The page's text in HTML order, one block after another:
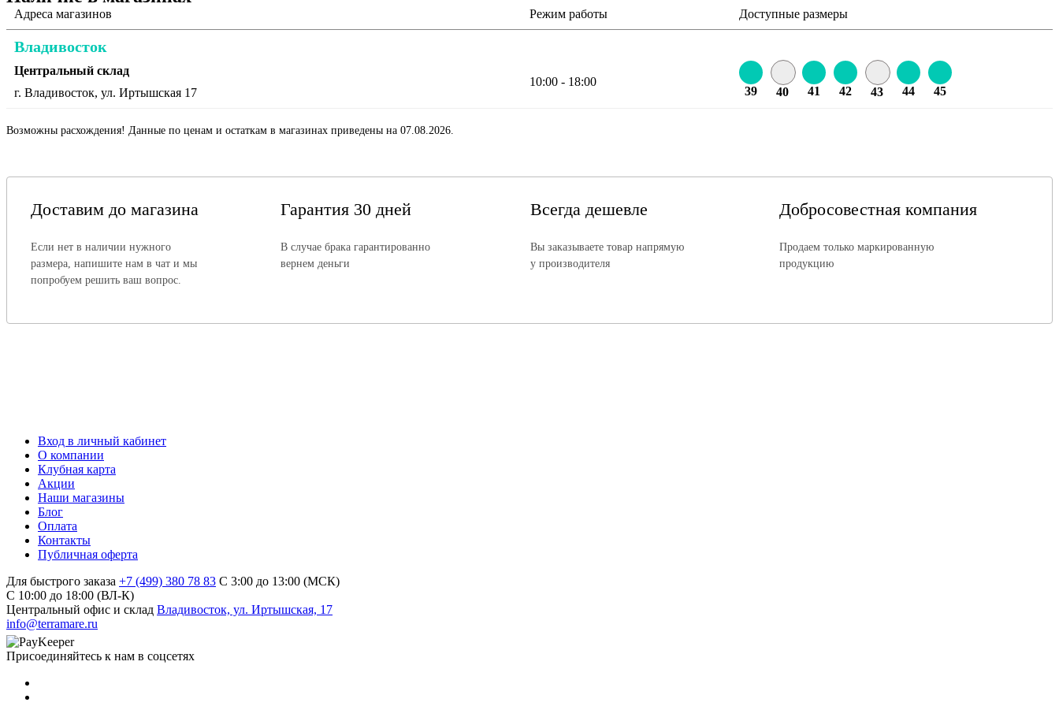
Адреса магазинов Режим работы Доступные размеры
Владивосток
Центральный склад
г. Владивосток, ул. Иртышская 17
10:00 - 18:00
39 40 41 42 43 44 45
Возможны расхождения! Данные по ценам и остаткам в магазинах приведены на 07.08.2026.
Доставим до магазина
Если нет в наличии нужного
размера, напишите нам в чат и мы
попробуем решить ваш вопрос.
Гарантия 30 дней
В случае брака гарантированно
вернем деньги
Всегда дешевле
Вы заказываете товар напрямую
у производителя
Добросовестная компания
Продаем только маркированную
продукцию
Вход в личный кабинет
О компании
Клубная карта
Акции
Наши магазины
Блог
Оплата
Контакты
Публичная оферта
Для быстрого заказа +7 (499) 380 78 83 С 3:00 до 13:00 (МСК)
C 10:00 до 18:00 (ВЛ-К)
Центральный офис и склад Владивосток, ул. Иртышская, 17
info@terramare.ru
Присоединяйтесь к нам в соцсетях